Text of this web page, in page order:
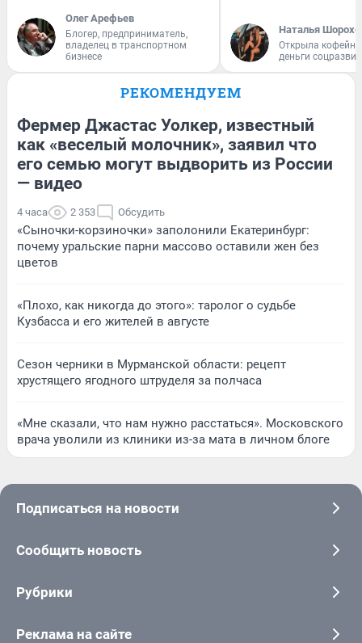
Олег Арефьев
Блогер, предприниматель,
владелец в транспортном
бизнесе
Наталья
Открыла
деньги
РЕКОМЕНДУЕМ
Фермер Джастас Уолкер, известный
как «веселый молочник», заявил что
его семью могут выдворить из России
— видео
4 часа 2 353 Обсудить
«Сыночки-корзиночки» заполонили Екатеринбург:
почему уральские парни массово оставили жен без
цветов
«Плохо, как никогда до этого»: таролог о судьбе
Кузбасса и его жителей в августе
Сезон черники в Мурманской области: рецепт
хрустящего ягодного штруделя за полчаса
«Мне сказали, что нам нужно расстаться». Московского
врача уволили из клиники из-за мата в личном блоге
Подписаться на новости
Сообщить новость
Рубрики
Реклама на сайте